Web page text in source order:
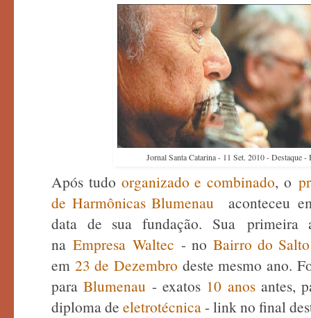
Jornal Santa Catarina - 11 Set. 2010 - Destaque
Após tudo organizado e combinado, o
de Harmônicas Blumenau
aconteceu
data de sua fundação. Sua primeira
naEmpresa Waltec - no Bairro do
em 23 de Dezembro deste mesmo ano.
para Blumenau - exatos 10 anosantes,
diploma de eletrotécnica- link no final